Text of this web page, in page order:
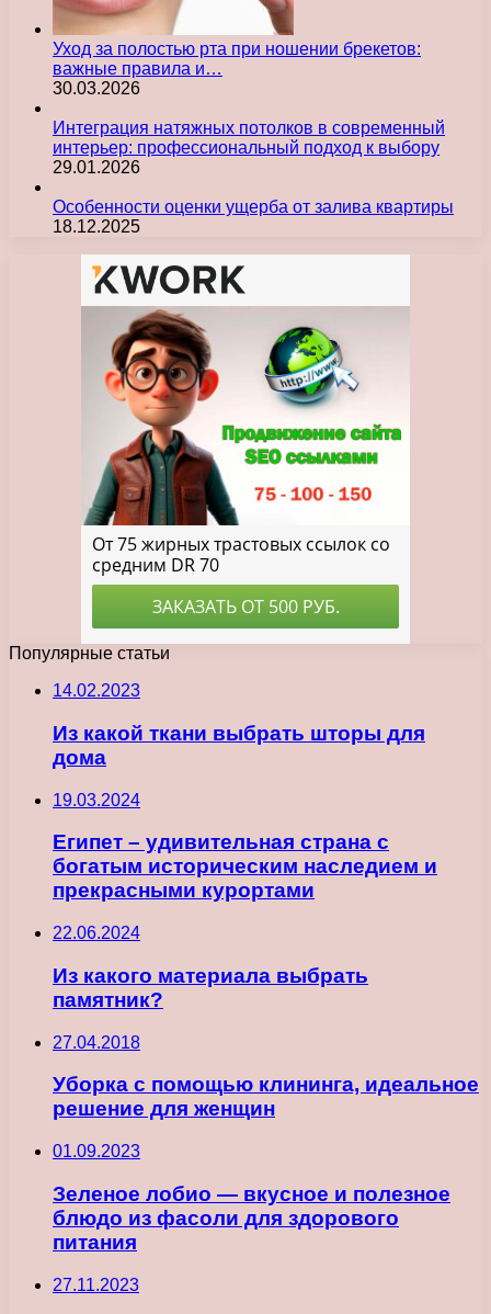
Уход за полостью рта при ношении брекетов:
важные правила и…
30.03.2026
Интеграция натяжных потолков в современный
интерьер: профессиональный подход к выбору
29.01.2026
Особенности оценки ущерба от залива квартиры
18.12.2025
Популярные статьи
14.02.2023
Из какой ткани выбрать шторы для
дома
19.03.2024
Египет – удивительная страна с
богатым историческим наследием и
прекрасными курортами
22.06.2024
Из какого материала выбрать
памятник?
27.04.2018
Уборка с помощью клининга, идеальное
решение для женщин
01.09.2023
Зеленое лобио — вкусное и полезное
блюдо из фасоли для здорового
питания
27.11.2023